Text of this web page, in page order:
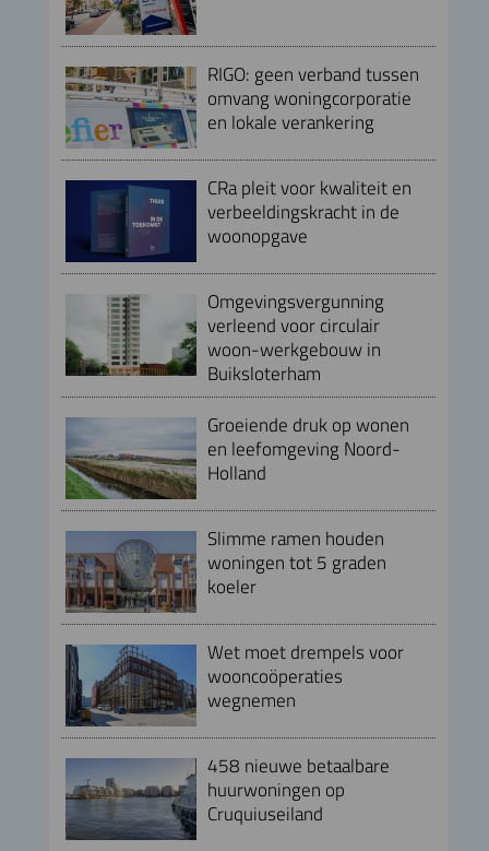
RIGO: geen verband tussen
omvang woningcorporatie
en lokale verankering
CRa pleit voor kwaliteit en
verbeeldingskracht in de
woonopgave
Omgevingsvergunning
verleend voor circulair
woon-werkgebouw in
Buiksloterham
Groeiende druk op wonen
en leefomgeving Noord-
Holland
Slimme ramen houden
woningen tot 5 graden
koeler
Wet moet drempels voor
wooncoöperaties
wegnemen
458 nieuwe betaalbare
huurwoningen op
Cruquiuseiland